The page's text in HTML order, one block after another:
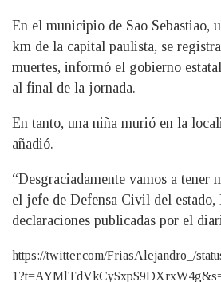
En el municipio de Sao Sebastiao,
km de la capital paulista, se
muertes, informó el gobierno
al final de la jornada.
En tanto, una niña murió en la
añadió.
“Desgraciadamente vamos a tener
el jefe de Defensa Civil del estado,
declaraciones publicadas por el
https://twitter.com/FriasAlejandro_/